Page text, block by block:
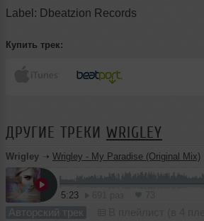
Label: Dbeatzion Records
Купить трек:
ДРУГИЕ ТРЕКИ WRIGLEY
Wrigley ➝ Wrigley - My Paradise (Original Mix)
5:23
Авторский трек